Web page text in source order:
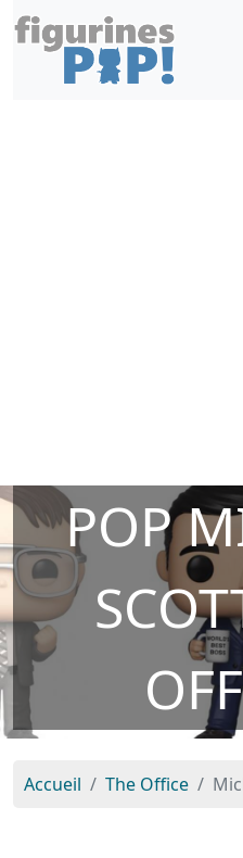
POP
Accueil The Office